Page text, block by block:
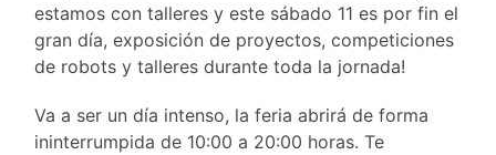
estamos con talleres y este sábado 11 es por fin el
gran día, exposición de proyectos, competiciones
de robots y talleres durante toda la jornada!
Va a ser un día intenso, la feria abrirá de forma
ininterrumpida de 10:00 a 20:00 horas. Te